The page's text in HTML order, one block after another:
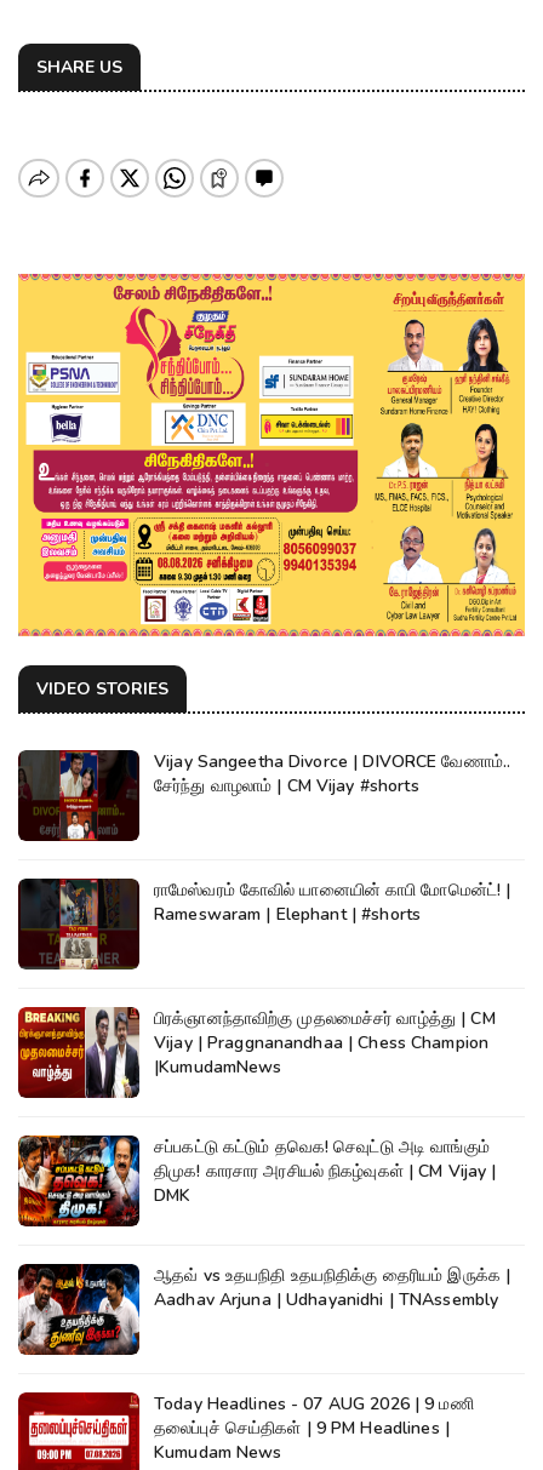
SHARE US
VIDEO STORIES
Vijay Sangeetha Divorce | DIVORCE வேணாம்..
சேர்ந்து வாழலாம் | CM Vijay #shorts
ராமேஸ்வரம் கோவில் யானையின் காபி மோமென்ட்! |
Rameswaram | Elephant | #shorts
பிரக்ஞானந்தாவிற்கு முதலமைச்சர் வாழ்த்து | CM
Vijay | Praggnanandhaa | Chess Champion
|KumudamNews
சப்பகட்டு கட்டும் தவெக! செவுட்டு அடி வாங்கும்
திமுக! காரசார அரசியல் நிகழ்வுகள் | CM Vijay |
DMK
ஆதவ் vs உதயநிதி உதயநிதிக்கு தைரியம் இருக்க |
Aadhav Arjuna | Udhayanidhi | TNAssembly
Today Headlines - 07 AUG 2026 | 9 மணி
தலைப்புச் செய்திகள் | 9 PM Headlines |
Kumudam News